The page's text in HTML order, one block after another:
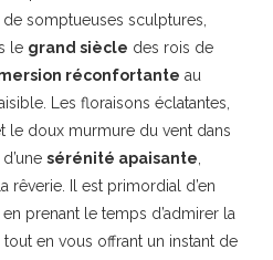
somptueuses sculptures,
le grand siècle des rois de
réconfortante au
Les floraisons éclatantes,
le doux murmure du vent dans
sérénité apaisante,
rêverie. Il est primordial d’en
prenant le temps d’admirer la
en vous offrant un instant de